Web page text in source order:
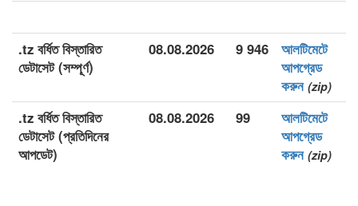
.tz বর্ধিত বিস্তারিত
ডেটাসেট (সম্পূর্ণ)
08.08.2026 9 946
আলটিমেটে
আপগ্রেড
করুন (zip)
.tz বর্ধিত বিস্তারিত
ডেটাসেট (প্রতিদিনের
আপডেট)
08.08.2026 99
আলটিমেটে
আপগ্রেড
করুন (zip)